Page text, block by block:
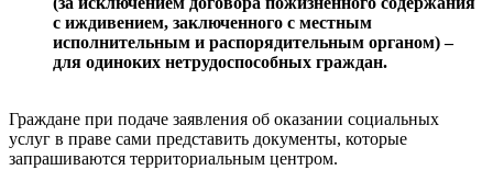
с иждивением, заключенного с местным
исполнительным и распорядительным органом) –
для одиноких нетрудоспособных граждан.
Граждане при подаче заявления об оказании социальных
услуг в праве сами представить документы, которые
запрашиваются территориальным центром.